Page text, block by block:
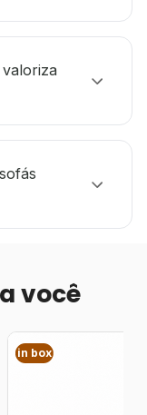
você
in box